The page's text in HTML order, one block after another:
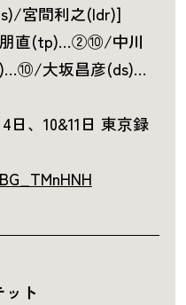
宮間利之(ldr)]
朋直(tp)…②⑩/中川
大坂昌彦(ds)…
日、10&11日 東京録
ット